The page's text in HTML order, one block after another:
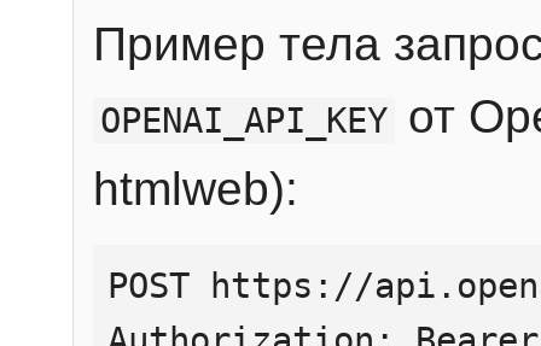
Пример тела
OPENAI_API_KEY от
htmlweb):
POST https://